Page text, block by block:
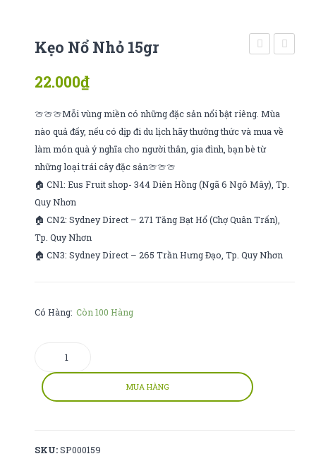
Kẹo Nổ Nhỏ 15gr
22.000₫
🍈🍈🍈Mỗi vùng miền có những đặc sản nổi bật riêng. Mùa
nào quả đấy, nếu có dịp đi du lịch hãy thưởng thức và mua về
làm món quà ý nghĩa cho người thân, gia đình, bạn bè từ
những loại trái cây đặc sản🍈🍈🍈
🏠 CN1: Eus Fruit shop- 344 Diên Hồng (Ngã 6 Ngô Mây), Tp.
Quy Nhơn
🏠 CN2: Sydney Direct – 271 Tăng Bạt Hổ (Chợ Quân Trấn),
Tp. Quy Nhơn
🏠 CN3: Sydney Direct – 265 Trần Hưng Đạo, Tp. Quy Nhơn
Có Hàng: Còn 100 Hàng
nhỏ
15gr
MUA HÀNG
SKU: SP000159